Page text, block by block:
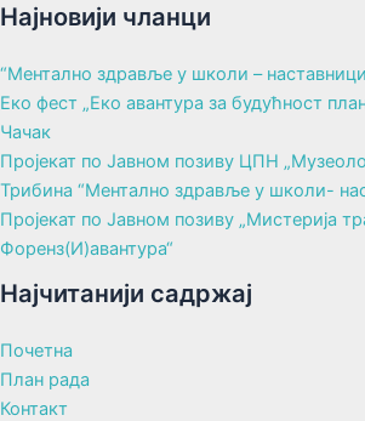
Најновији чланци
“Ментално здравље у школи –
Еко фест „Еко авантура за будућност
Чачак
Пројекат по Јавном позиву ЦПН
Трибина “Ментално здравље у школи-
Пројекат по Јавном позиву „Мистерија
Форенз(И)авантура“
Најчитанији садржај
Почетна
План рада
Контакт